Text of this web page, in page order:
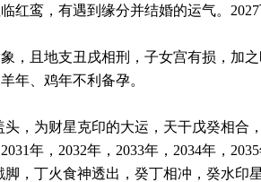
鸾，有遇到缘分并结婚的运气。
，且地支丑戌相刑，子女宫有损，加
年、鸡年不利备孕。
，为财星克印的大运，天干戊癸相
年，2032年，2033年，2034年，
，丁火食神透出，癸丁相冲，癸水